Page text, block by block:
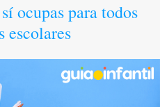
ocupas para todos
escolares